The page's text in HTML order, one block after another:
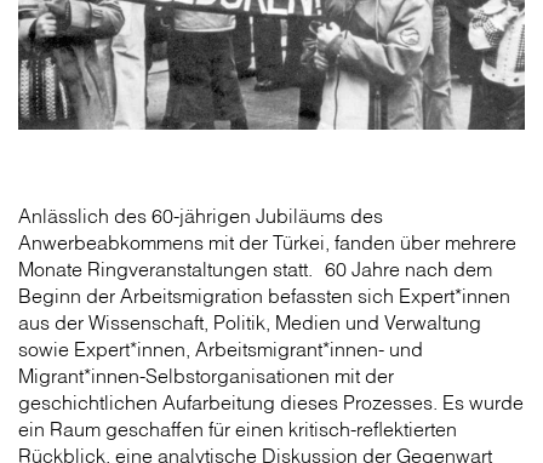
Anlässlich des 60-jährigen Jubiläums des
Anwerbeabkommens mit der Türkei, fanden über mehrere
Monate Ringveranstaltungen statt. 60 Jahre nach dem
Beginn der Arbeitsmigration befassten sich Expert*innen
aus der Wissenschaft, Politik, Medien und Verwaltung
sowie Expert*innen, Arbeitsmigrant*innen- und
Migrant*innen-Selbstorganisationen mit der
geschichtlichen Aufarbeitung dieses Prozesses. Es wurde
ein Raum geschaffen für einen kritisch-reflektierten
Rückblick, eine analytische Diskussion der Gegenwart